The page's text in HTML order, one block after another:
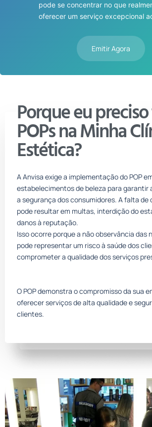
pode se concentrar no que
oferecer um serviço excepcional
Emitir Agora
Porque eu
POPs na Minha
Estética?
A Anvisa exige a implementação do POP
estabelecimentos de beleza para garantir
a segurança dos consumidores. A falta de
pode resultar em multas, interdição do
danos à reputação.
Isso ocorre porque a não observância das
pode representar um risco à saúde dos
comprometer a qualidade dos serviços
O POP demonstra o compromisso da sua
oferecer serviços de alta qualidade e
clientes.